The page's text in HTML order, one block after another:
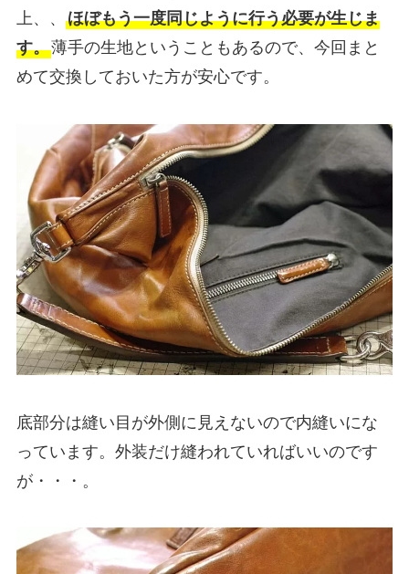
上、、 ほぼもう一度同じように行う必要が生じま
す。薄手の生地ということもあるので、今回まと
めて交換しておいた方が安心です。
底部分は縫い目が外側に見えないので内縫いにな
っています。外装だけ縫われていればいいのです
が・・・。